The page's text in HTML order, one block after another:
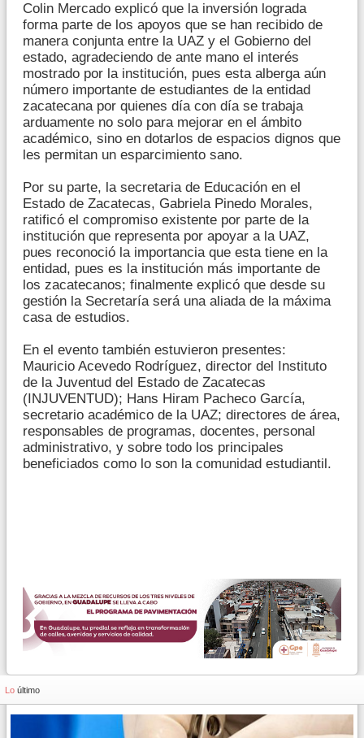
Colin Mercado explicó que la inversión lograda
forma parte de los apoyos que se han recibido de
manera conjunta entre la UAZ y el Gobierno del
estado, agradeciendo de ante mano el interés
mostrado por la institución, pues esta alberga aún
número importante de estudiantes de la entidad
zacatecana por quienes día con día se trabaja
arduamente no solo para mejorar en el ámbito
académico, sino en dotarlos de espacios dignos que
les permitan un esparcimiento sano.
Por su parte, la secretaria de Educación en el
Estado de Zacatecas, Gabriela Pinedo Morales,
ratificó el compromiso existente por parte de la
institución que representa por apoyar a la UAZ,
pues reconoció la importancia que esta tiene en la
entidad, pues es la institución más importante de
los zacatecanos; finalmente explicó que desde su
gestión la Secretaría será una aliada de la máxima
casa de estudios.
En el evento también estuvieron presentes:
Mauricio Acevedo Rodríguez, director del Instituto
de la Juventud del Estado de Zacatecas
(INJUVENTUD); Hans Hiram Pacheco García,
secretario académico de la UAZ; directores de área,
responsables de programas, docentes, personal
administrativo, y sobre todo los principales
beneficiados como lo son la comunidad estudiantil.
Lo último